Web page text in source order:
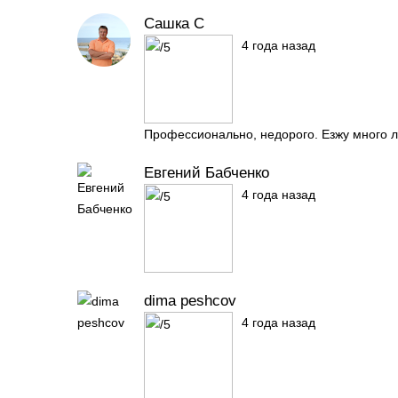
Сашка С
4 года назад
Профессионально, недорого. Езжу много
Евгений Бабченко
4 года назад
dima peshcov
4 года назад